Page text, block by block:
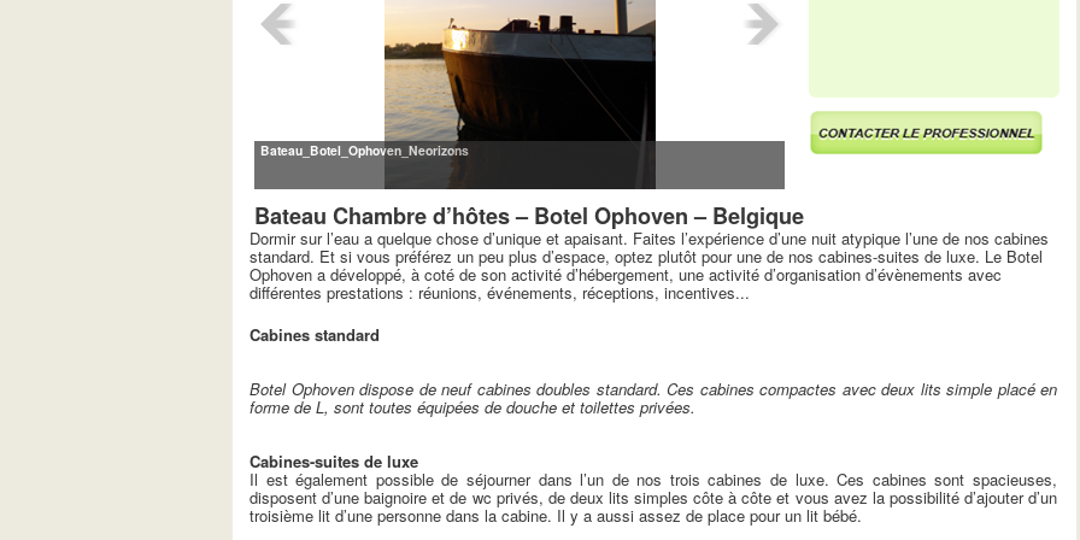
Bateau_Botel_Ophoven_Neorizons
Bateau Chambre d’hôtes – Botel Ophoven – Belgique
Dormir sur l’eau a quelque chose d’unique et apaisant. Faites l’expérience d’une nuit atypique l’une de nos cabines
standard. Et si vous préférez un peu plus d’espace, optez plutôt pour une de nos cabines-suites de luxe. Le Botel
Ophoven a développé, à coté de son activité d’hébergement, une activité d’organisation d’évènements avec
différentes prestations : réunions, événements, réceptions, incentives...
Cabines standard
Botel Ophoven dispose de neuf cabines doubles standard. Ces cabines compactes avec deux lits simple placé en
forme de L, sont toutes équipées de douche et toilettes privées.
Cabines-suites de luxe
Il est également possible de séjourner dans l’un de nos trois cabines de luxe. Ces cabines sont spacieuses,
disposent d’une baignoire et de wc privés, de deux lits simples côte à côte et vous avez la possibilité d’ajouter d’un
troisième lit d’une personne dans la cabine. Il y a aussi assez de place pour un lit bébé.